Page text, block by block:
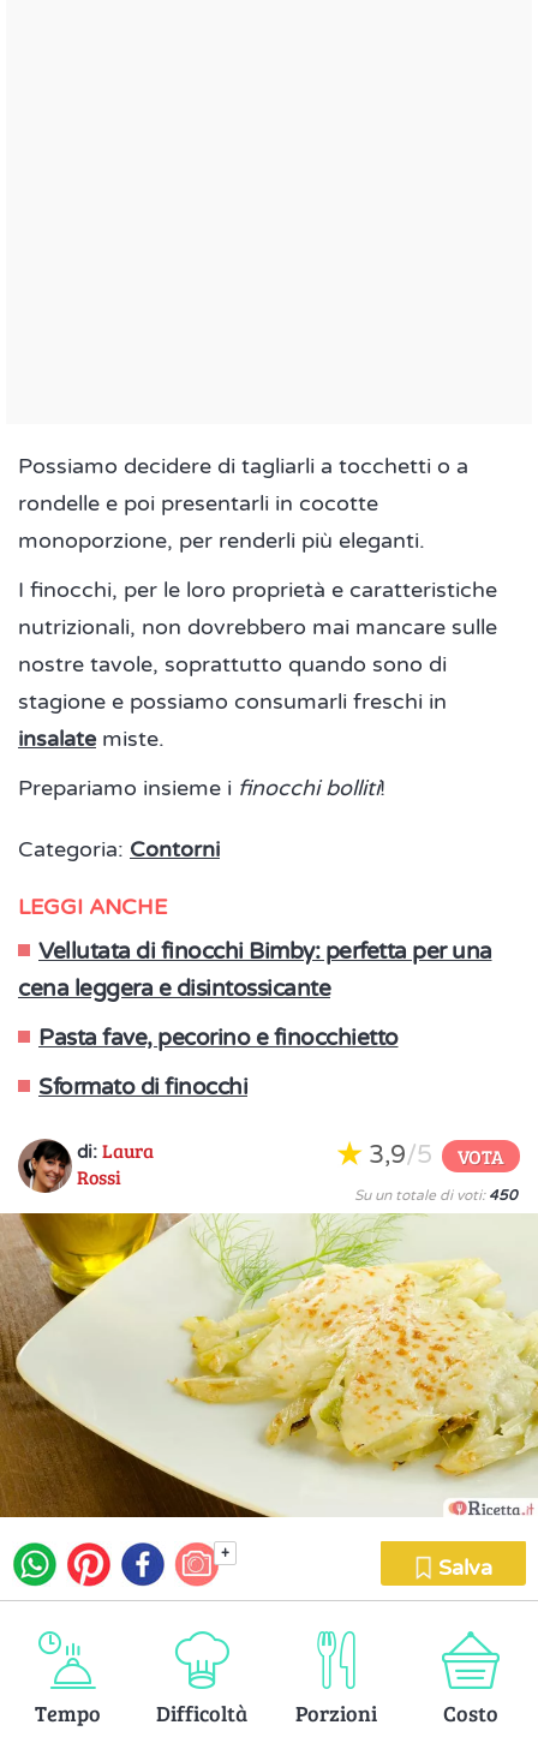
Possiamo decidere di tagliarli a tocchetti o a
rondelle e poi presentarli in cocotte
monoporzione, per renderli più eleganti.
I finocchi, per le loro proprietà e caratteristiche
nutrizionali, non dovrebbero mai mancare sulle
nostre tavole, soprattutto quando sono di
stagione e possiamo consumarli freschi in
insalatemiste.
Prepariamo insieme i finocchi bolliti!
Categoria: Contorni
LEGGI ANCHE
Vellutata di finocchi Bimby: perfetta per una
cena leggera e disintossicante
Pasta fave, pecorino e finocchietto
Sformato di finocchi
di: Laura
Rossi
3,9/5 VOTA
Su un totale di voti: 450
+
Salva
Tempo Difficoltà Porzioni Costo